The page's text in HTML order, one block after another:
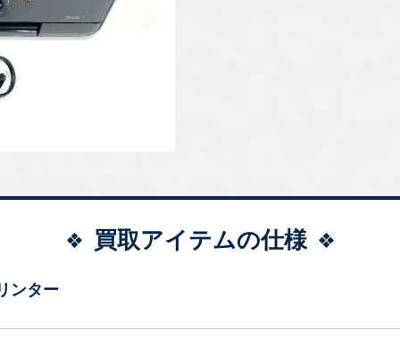
買取アイテムの仕様
ンター